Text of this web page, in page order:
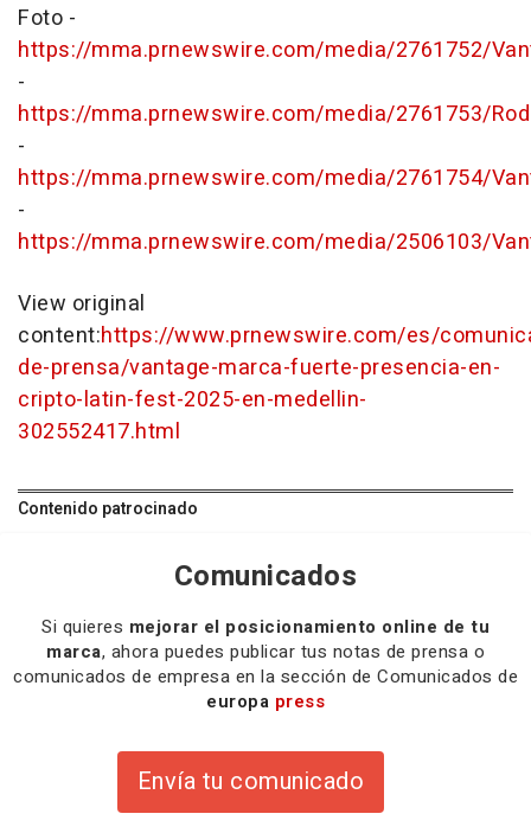
Foto -
https://mma.prnewswire.com/media/2761752/
-
https://mma.prnewswire.com/media/2761753/
-
https://mma.prnewswire.com/media/2761754/
-
https://mma.prnewswire.com/media/2506103/
View original
content:https://www.prnewswire.com/es/
de-prensa/vantage-marca-fuerte-presencia-en-
cripto-latin-fest-2025-en-medellin-
302552417.html
Contenido patrocinado
Comunicados
Si quieres mejorar el posicionamiento online de tu
marca, ahora puedes publicar tus notas de prensa o
comunicados de empresa en la sección de Comunicados de
europa press
Envía tu comunicado